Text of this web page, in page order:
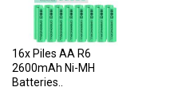
16x Piles AA R6
2600mAh Ni-MH
Batteries..